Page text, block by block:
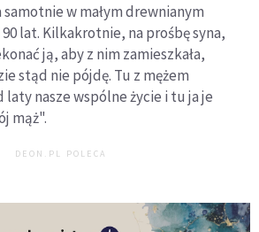
samotnie w małym drewnianym
lat. Kilkakrotnie, na prośbę syna,
ją, aby z nim zamieszkała,
stąd nie pójdę. Tu z mężem
nasze wspólne życie i tu ja je
mąż".
DEON.PL POLECA